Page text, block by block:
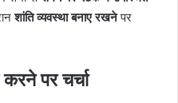
शांति व्यवस्था बनाए रखनेपर
करने पर चर्चा